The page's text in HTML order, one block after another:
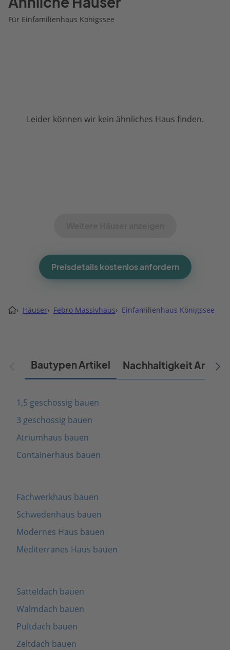
Für Einfamilienhaus Königssee
Leider können wir kein ähnliches Haus finden.
Preisdetails kostenlos anfordern
› Häuser› Febro Massivhaus› Einfamilienhaus Königssee
Bautypen Artikel Nachhaltigkeit Artikel
1,5 geschossig bauen
3 geschossig bauen
Atriumhaus bauen
Containerhaus bauen
Fachwerkhaus bauen
Schwedenhaus bauen
Modernes Haus bauen
Mediterranes Haus bauen
Satteldach bauen
Walmdach bauen
Pultdach bauen
Zeltdach bauen